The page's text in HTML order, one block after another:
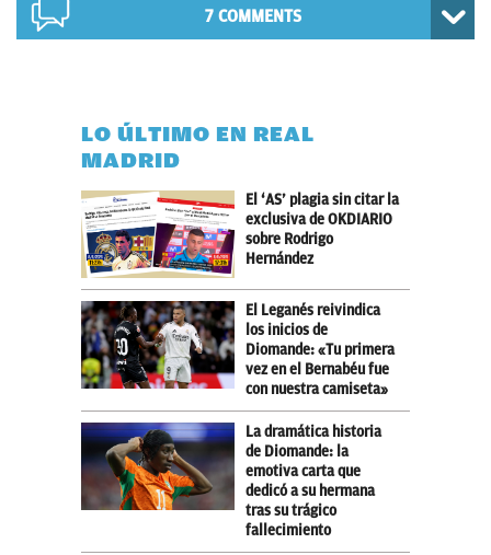
7 COMMENTS
LO ÚLTIMO EN REAL
MADRID
El ‘AS’ plagia sin citar la
exclusiva de OKDIARIO
sobre Rodrigo
Hernández
El Leganés reivindica
los inicios de
Diomande: «Tu primera
vez en el Bernabéu fue
con nuestra camiseta»
La dramática historia
de Diomande: la
emotiva carta que
dedicó a su hermana
tras su trágico
fallecimiento